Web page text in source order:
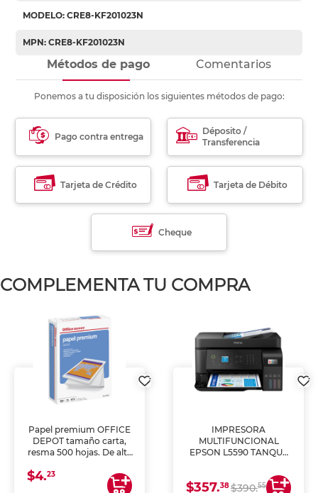
MODELO: CRE8-KF201023N
MPN: CRE8-KF201023N
Métodos de pago Comentarios
Ponemos a tu disposición los siguientes métodos de pago:
Pago contra entrega
Déposito /
Transferencia
Tarjeta de Crédito Tarjeta de Débito
Cheque
COMPLEMENTA TU COMPRA
Papel premium OFFICE
DEPOT tamaño carta,
resma 500 hojas. De alta
uniforme, ideal para
impresoras de inyección
$4.23
IMPRESORA
MULTIFUNCIONAL
EPSON L5590 TANQUE
COPIA Y ESCANEA)
$357.38$390.55